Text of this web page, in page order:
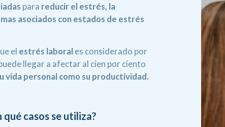
para reducir el estrés, la
asociados con estados de estrés
el estrés laboral es considerado por
llegar a afectar al cien por ciento
vida personal como su productividad.
qué casos se utiliza?